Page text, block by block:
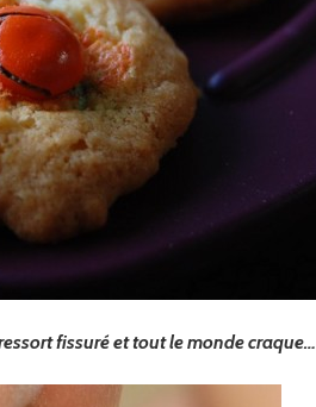
fissuré et tout le monde craque…